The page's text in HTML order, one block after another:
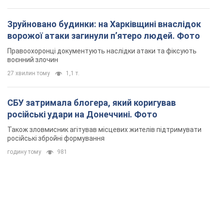
Зруйновано будинки: на Харківщині внаслідок
ворожої атаки загинули п’ятеро людей. Фото
Правоохоронці документують наслідки атаки та фіксують
воєнний злочин
27 хвилин тому 1,1 т.
СБУ затримала блогера, який коригував
російські удари на Донеччині. Фото
Також зловмисник агітував місцевих жителів підтримувати
російські збройні формування
годину тому 981